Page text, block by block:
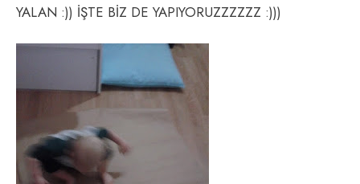
YALAN :)) İŞTE BİZ DE YAPIYORUZZZZZZ :)))